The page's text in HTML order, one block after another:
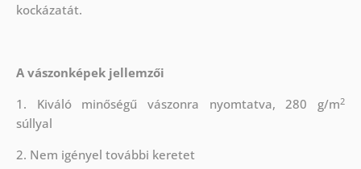
kockázatát.
A vászonképek jellemzői
1. Kiváló minőségű vászonra nyomtatva, 280 g/m2
súllyal
2. Nem igényel további keretet